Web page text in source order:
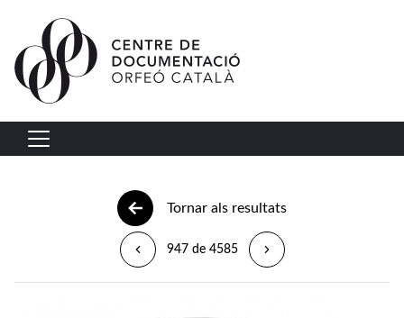
Vés al contingut
Navegació principal
Tornar als resultats
947 de 4585